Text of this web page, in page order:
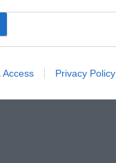
Access Privacy Policy